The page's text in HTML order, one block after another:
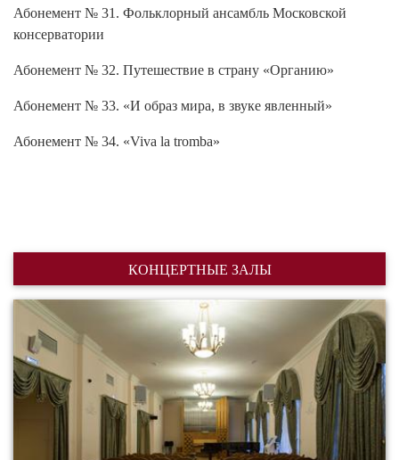
Абонемент № 31. Фольклорный ансамбль Московской
консерватории
Абонемент № 32. Путешествие в страну «Органию»
Абонемент № 33. «И образ мира, в звуке явленный»
Абонемент № 34. «Viva la tromba»
КОНЦЕРТНЫЕ ЗАЛЫ